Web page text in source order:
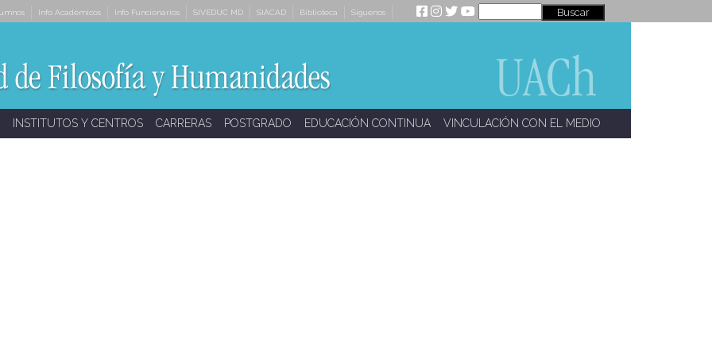
Info Académicos Info Funcionarios SIVEDUC MD SIACAD Biblioteca Síguenos
INSTITUTOS Y CENTROS CARRERAS POSTGRADO EDUCACIÓN CONTINUA VINCULACIÓN CON EL MEDIO